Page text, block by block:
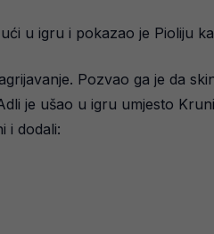
u igru i pokazao je Pioliju
Pozvao ga je da
je ušao u igru umjesto
i dodali: